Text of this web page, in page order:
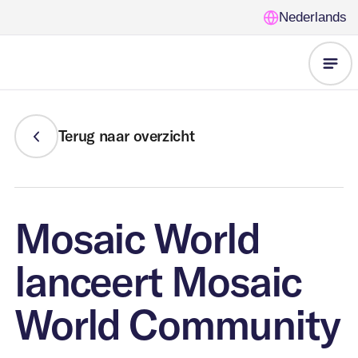
Nederlands
Onze
oplossingen
Leegstandbeheer
Opvanglocaties
Beveiliging
Voor wie
Gemeente &
overheden
Nieuws
FAQ
Terug naar overzicht
Mosaic World
lanceert Mosaic
World Community